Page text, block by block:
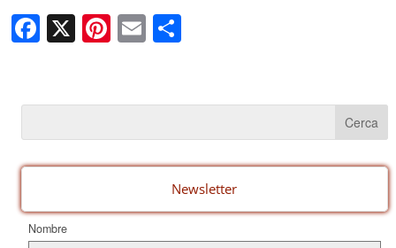
F
a
e
b
o
k
X Pi
nt
e
st
E
m
C
p
ar
te
ix
Newsletter
Nombre